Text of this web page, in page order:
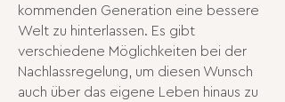
kommenden Generation eine bessere
Welt zu hinterlassen. Es gibt
verschiedene Möglichkeiten bei der
Nachlassregelung, um diesen Wunsch
auch über das eigene Leben hinaus zu